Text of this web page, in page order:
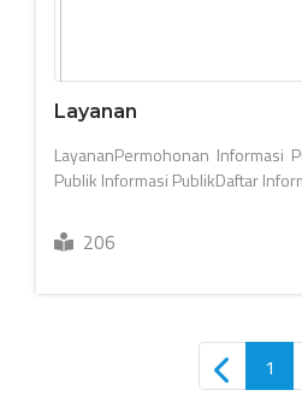
Layanan
LayananPermohonan Informasi
Publik Informasi PublikDaftar
206
1